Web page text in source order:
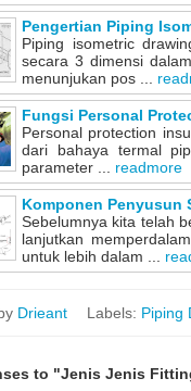
Pengertian Piping
Piping isometric
secara 3 dimensi
menunjukan pos ...
Fungsi Personal
Personal protection
dari bahaya termal
parameter ... readmore
Komponen Penyusun
Sebelumnya kita telah
lanjutkan
untuk lebih dalam ...
Drieant Labels: Piping
to "Jenis Jenis